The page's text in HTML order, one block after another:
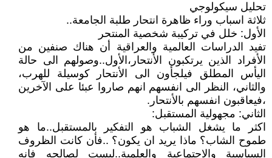
تحليل سيكولوجي
ثلاثة اسباب وراء ظاهرة انتحار طلبة الجامعة..
الأول: خلل في تركيبة شخصية المنتحر
تفيد الدراسات العالمية والعراقية أن هناك صنفين من
الأفراد الذين يرتكبون الأنتحار،الأول..وصولهم الى حالة
اليأس المطلق فيلجأون الى الأنتحار كوسيلة للهرب،
والثاني، النظر الى انفسهم انهم صاروا عبئا على الآخرين
،فيعاقبون انفسهم بالأنتحار.
الثاني: مجهولية المستقبل:
اكثر ما يشغل الشباب هو التفكير بالمستقبل..ما هو
طموح الشاب؟ ماذا يريد ان يكون؟ ..فأن كانت الظروف
السياسية والاجتماعية والعلمية..ليست لصالحه فانه